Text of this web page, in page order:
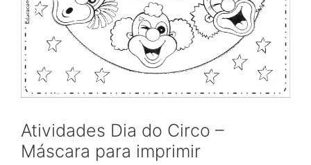
Atividades Dia do Circo –
Máscara para imprimir